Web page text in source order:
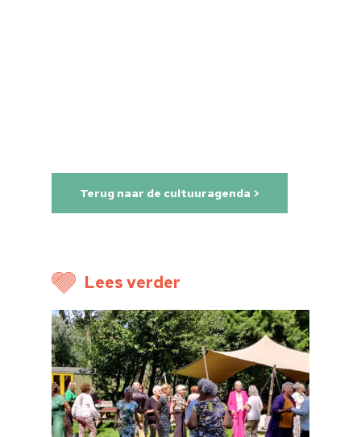
Terug naar de cultuuragenda >
Lees verder
Home
Cultuuragenda
Voor
Cultuur op school